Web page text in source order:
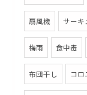
扇風機 サーキ
梅雨 食中毒
布団干し コロ